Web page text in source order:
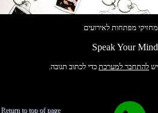
מחזיקי מפתחות לאירועים
Speak Your Mind
יש להתחבר למערכת כדי לכתוב תגובה.
Return to top of page